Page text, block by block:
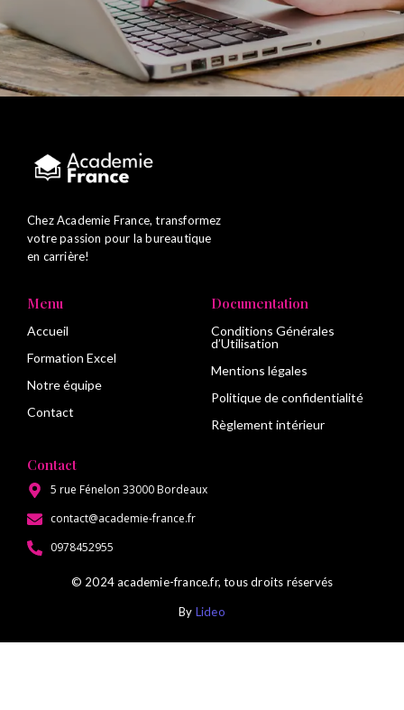
Chez Academie France, transformez
votre passion pour la bureautique
en carrière!
Menu
Accueil
Formation Excel
Notre équipe
Contact
Documentation
Conditions Générales
d’Utilisation
Mentions légales
Politique de confidentialité
Règlement intérieur
Contact
5 rue Fénelon 33000 Bordeaux
contact@academie-france.fr
0978452955
© 2024 academie-france.fr, tous droits réservés
By Lideo